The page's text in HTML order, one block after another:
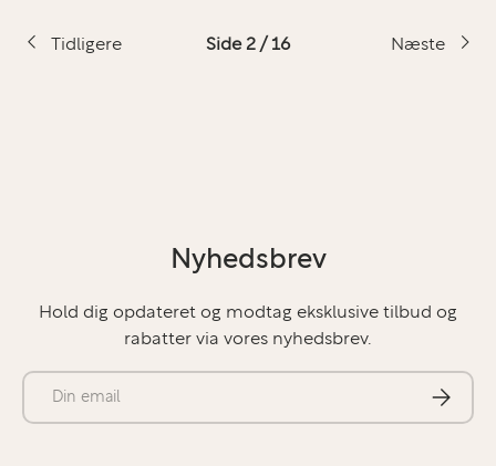
Tidligere Side 2 / 16 Næste
Nyhedsbrev
Hold dig opdateret og modtag eksklusive tilbud og
rabatter via vores nyhedsbrev.
E-mail
Abonner